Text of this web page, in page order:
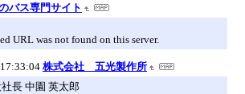
バス専門サイト
URL was not found on this server.
株式会社 五光製作所
長 中園 英太郎